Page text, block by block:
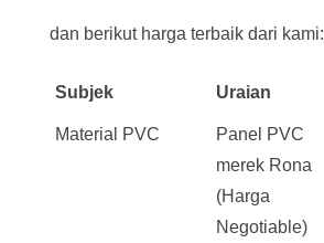
dan berikut harga terbaik dari kami:
Subjek Uraian
Material PVC
Panel PVC
merek Rona
(Harga
Negotiable)